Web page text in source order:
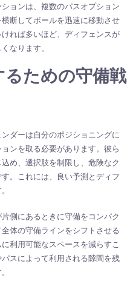
ョンは、複数のパスオプション
断してボールを迅速に移動させ
れば多いほど、ディフェンスが
なります。
ための守備戦
ダーは自分のポジショニングに
ンを取る必要があります。彼ら
め、選択肢を制限し、危険なク
。これには、良い予測とディフ
側にあるときに守備をコンパク
体の守備ラインをシフトさせる
利用可能なスペースを減らすこ
スによって利用される隙間を残